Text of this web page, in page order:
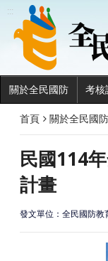
:::
關於全民國防 考核
首頁 關於全民國防
民國114
計畫
發文單位：全民國防教